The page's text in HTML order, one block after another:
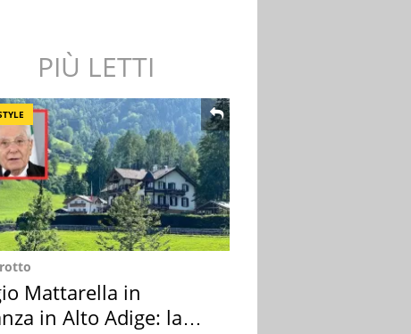
PIÙ LETTI
Mattarella in
in Alto Adige: la